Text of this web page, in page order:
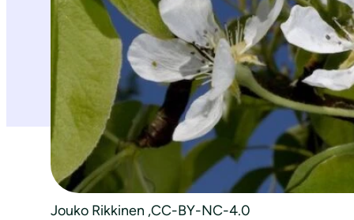
Jouko Rikkinen ,CC-BY-NC-4.0